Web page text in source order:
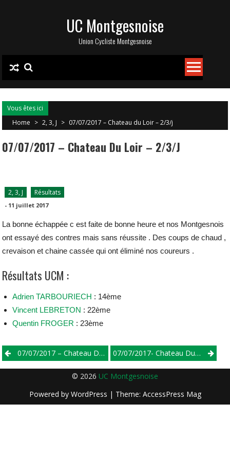
UC Montgesnoise
Union Cycliste Montgesnoise
Vous êtes ici
Home > 2, 3, J > 07/07/2017 – Chateau du Loir – 2/3/j
07/07/2017 – Chateau Du Loir – 2/3/j
2, 3, J Résultats
- 11 juillet 2017
La bonne échappée c est faite de bonne heure et nos Montgesnois
ont essayé des contres mais sans réussite . Des coups de chaud ,
crevaison et chaine cassée qui ont éliminé nos coureurs .
Résultats UCM :
Adrien TARBOURIECH : 14ème
Vincent LEBRETON : 22ème
Quentin FROGER : 23ème
Post
navigation
07/07/2017 – Chateau Du Loir – Départementaux 07/07/2017- Chateau Du Loir – Mini Kerin
© 2026 UC Montgesnoise
Powered by WordPress | Theme: AccessPress Mag